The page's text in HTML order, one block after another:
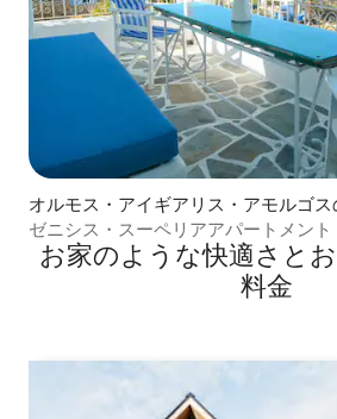
オルモス・アイギアリス・アモルゴス
ョン・アパート
ゼニシス・スーペリアアパートメント
お家のような快⁠適⁠さ⁠と
料⁠金